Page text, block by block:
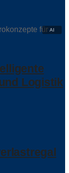
Logistik